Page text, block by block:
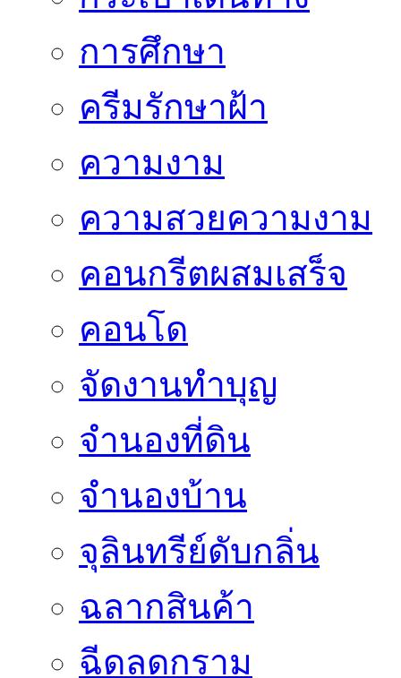
การศึกษา
ครีมรักษาฝ้า
ความงาม
ความสวยความงาม
คอนกรีตผสมเสร็จ
คอนโด
จัดงานทำบุญ
จำนองที่ดิน
จำนองบ้าน
จุลินทรีย์ดับกลิ่น
ฉลากสินค้า
ฉีดลดกราม